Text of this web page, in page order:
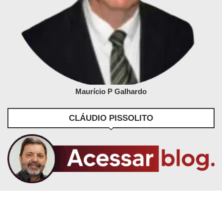
Maurício P Galhardo
CLÁUDIO PISSOLITO